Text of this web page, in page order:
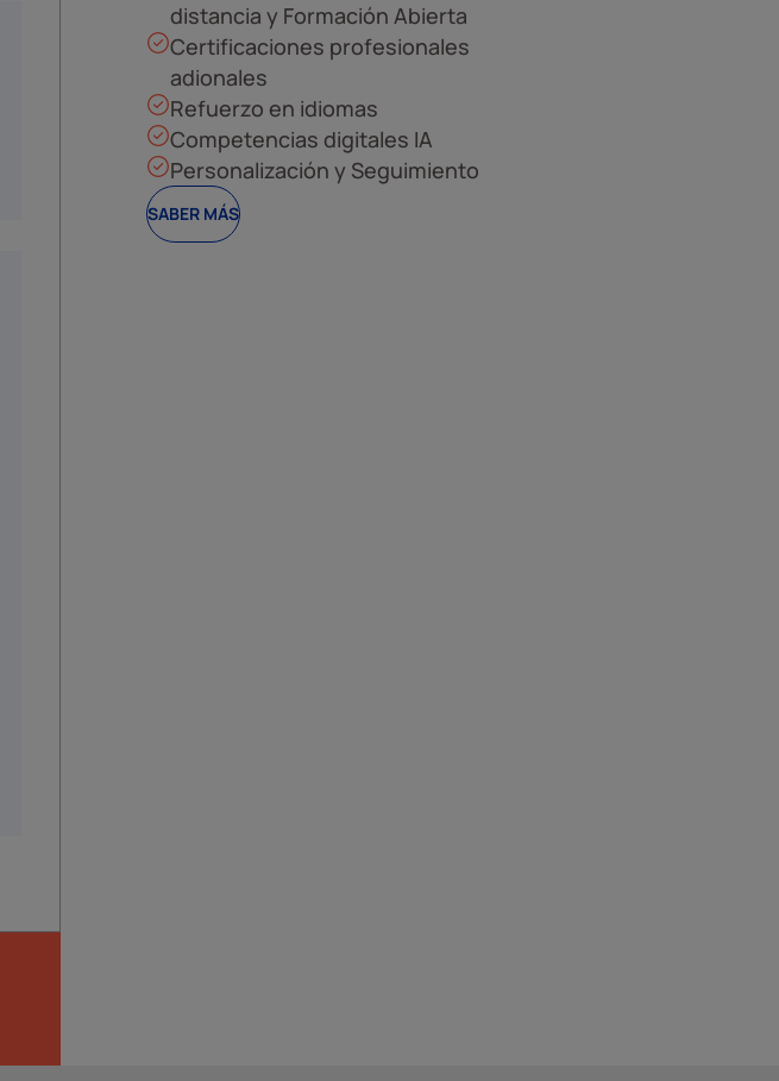
distancia y Formación Abierta
Certificaciones profesionales
adionales
Refuerzo en idiomas
Competencias digitales IA
Personalización y Seguimiento
SABER MÁS